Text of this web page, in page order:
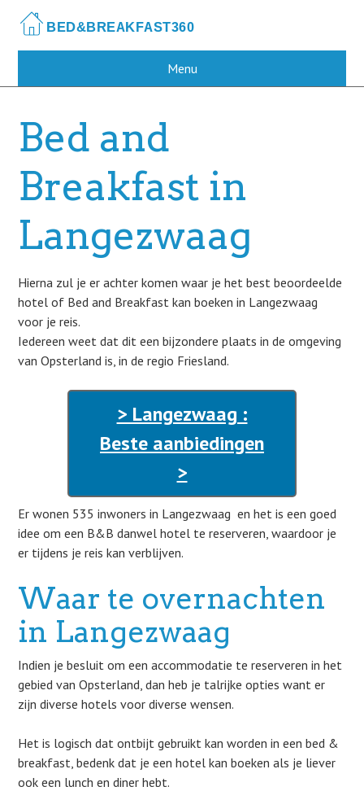
main
Menu
Bed and
Breakfast in
Langezwaag
Hierna zul je er achter komen waar je het best beoordeelde
hotel of Bed and Breakfast kan boeken in Langezwaag
voor je reis.
Iedereen weet dat dit een bijzondere plaats in de omgeving
van Opsterland is, in de regio Friesland.
> Langezwaag :
Beste aanbiedingen
>
Er wonen 535 inwoners in Langezwaag en het is een goed
idee om een B&B danwel hotel te reserveren, waardoor je
er tijdens je reis kan verblijven.
Waar te overnachten
in Langezwaag
Indien je besluit om een accommodatie te reserveren in het
gebied van Opsterland, dan heb je talrijke opties want er
zijn diverse hotels voor diverse wensen.
Het is logisch dat ontbijt gebruikt kan worden in een bed &
breakfast, bedenk dat je een hotel kan boeken als je liever
ook een lunch en diner hebt.